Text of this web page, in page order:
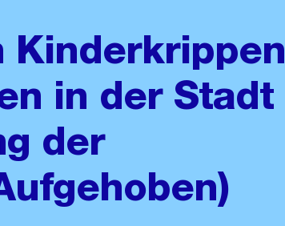
Kinderkrippen
in der Stadt
der